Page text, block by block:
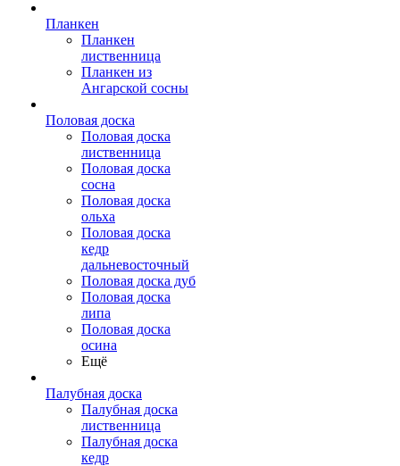
Планкен
Планкен
лиственница
Планкен из
Ангарской сосны
Половая доска
Половая доска
лиственница
Половая доска
сосна
Половая доска
ольха
Половая доска
кедр
дальневосточный
Половая доска дуб
Половая доска
липа
Половая доска
осина
Ещё
Палубная доска
Палубная доска
лиственница
Палубная доска
кедр